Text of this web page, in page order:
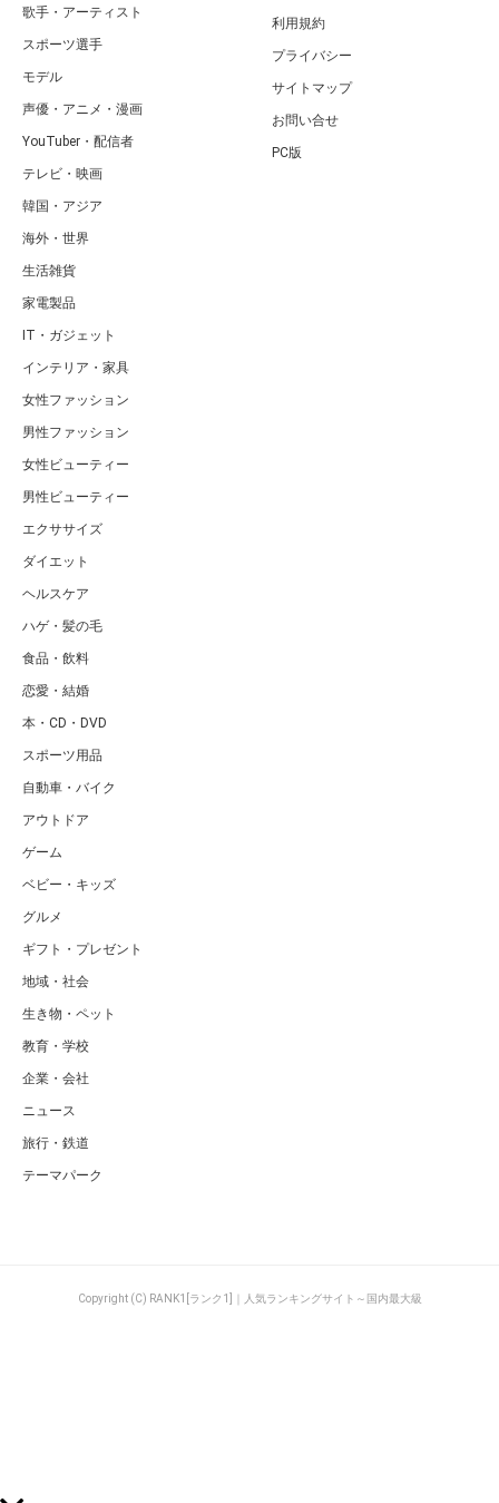
歌手・アーティスト
スポーツ選手
モデル
声優・アニメ・漫画
YouTuber・配信者
テレビ・映画
韓国・アジア
海外・世界
生活雑貨
家電製品
IT・ガジェット
インテリア・家具
女性ファッション
男性ファッション
女性ビューティー
男性ビューティー
エクササイズ
ダイエット
ヘルスケア
ハゲ・髪の毛
食品・飲料
恋愛・結婚
本・CD・DVD
スポーツ用品
自動車・バイク
アウトドア
ゲーム
ベビー・キッズ
グルメ
ギフト・プレゼント
地域・社会
生き物・ペット
教育・学校
企業・会社
ニュース
旅行・鉄道
テーマパーク
利用規約
プライバシー
サイトマップ
お問い合せ
PC版
Copyright (C) RANK1[ランク1]｜人気ランキングサイト～国内最大級